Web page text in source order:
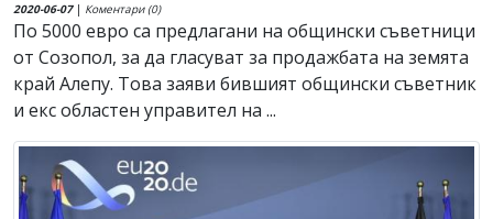
2020-06-07| Коментари (0)
По 5000 евро са предлагани на общински съветници
от Созопол, за да гласуват за продажбата на земята
край Алепу. Това заяви бившият общински съветник
и екс областен управител на ...